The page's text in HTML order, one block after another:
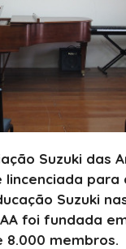
Suzuki das
para
Suzuki
foi fundada
membros.